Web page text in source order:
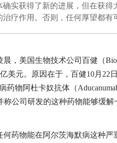
实获得了新的进展，但在获得
疗作用。否则，任何厚望都有
，美国生物技术公司百健（
美元。原因在于，百健10月22
药物阿杜卡奴抗体（
公司研发的这种药物能够缓
物能在阿尔茨海默病这种严